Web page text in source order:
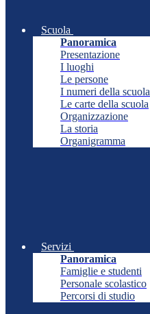
Scuola
Panoramica
Presentazione
I luoghi
Le persone
I numeri della scuola
Le carte della scuola
Organizzazione
La storia
Organigramma
Servizi
Panoramica
Famiglie e studenti
Personale scolastico
Percorsi di studio